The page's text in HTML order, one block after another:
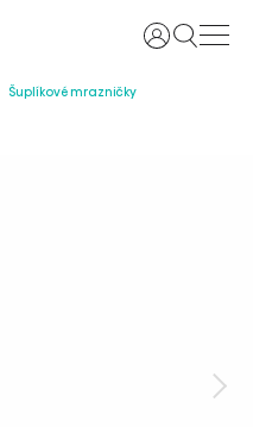
Prihlásiť sa
Šuplíkové mrazničky